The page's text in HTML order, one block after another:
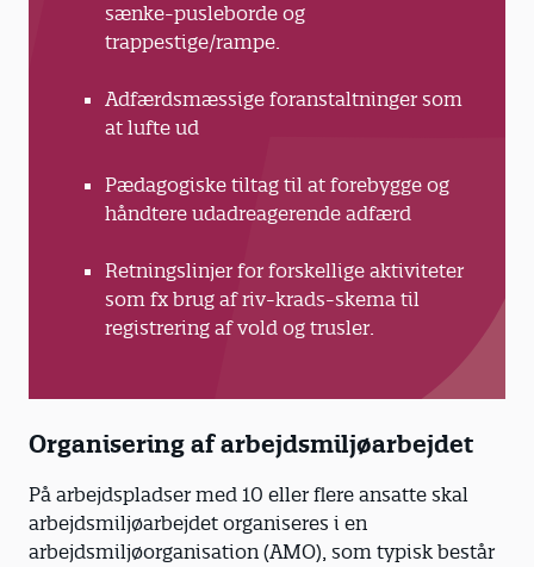
sænke-pusleborde og
trappestige/rampe.
Adfærdsmæssige foranstaltninger som
at lufte ud
Pædagogiske tiltag til at forebygge og
håndtere udadreagerende adfærd
Retningslinjer for forskellige aktiviteter
som fx brug af riv-krads-skema til
registrering af vold og trusler.
Organisering af arbejdsmiljøarbejdet
På arbejdspladser med 10 eller flere ansatte skal
arbejdsmiljøarbejdet organiseres i en
arbejdsmiljøorganisation (AMO), som typisk består